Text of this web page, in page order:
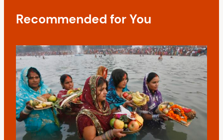
i
n
Recommended for You